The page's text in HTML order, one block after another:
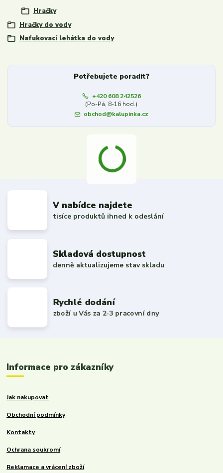
Hračky
Hračky do vody
Nafukovací lehátka do vody
Potřebujete poradit?
+420 608 242526
(Po-Pá, 8-16 hod.)
obchod@kalupinka.cz
V nabídce najdete
tisíce produktů ihned k odeslání
Skladová dostupnost
denně aktualizujeme stav skladu
Rychlé dodání
zboží u Vás za 2-3 pracovní dny
Informace pro zákazníky
Jak nakupovat
Obchodní podmínky
Kontakty
Ochrana soukromí
Reklamace a vrácení zboží